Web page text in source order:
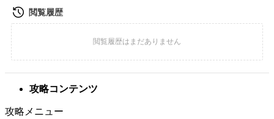
攻略コンテンツ
攻略メニュー